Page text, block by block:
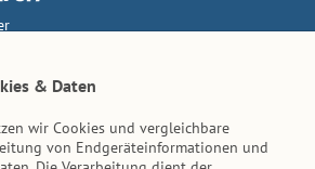
& Daten
wir Cookies und vergleichbare
von Endgeräteinformationen und